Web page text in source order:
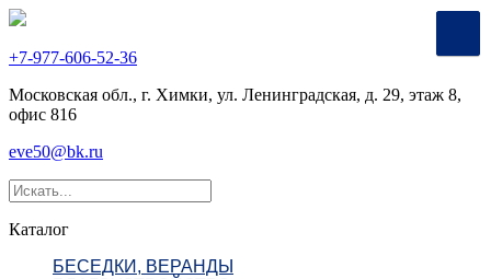
+7-977-606-52-36
Московская обл., г. Химки, ул. Ленинградская, д. 29, этаж 8,
офис 816
eve50@bk.ru
Каталог
БЕСЕДКИ, ВЕРАНДЫ